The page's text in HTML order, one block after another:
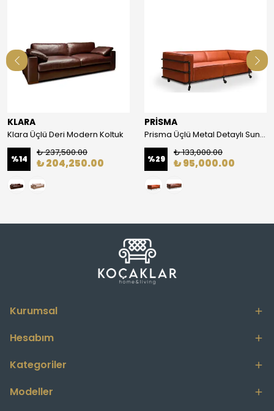
KLARA
Klara Üçlü Deri Modern Koltuk
%14
₺ 237,500.00
₺ 204,250.00
PRİSMA
Prisma Üçlü Metal Detaylı Suni Deri Modern Koltuk
%29
₺ 133,000.00
₺ 95,000.00
Kurumsal
Hesabım
Kategoriler
Modeller